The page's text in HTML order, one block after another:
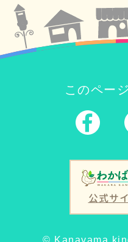
このペー
公式サ
© Kanayama